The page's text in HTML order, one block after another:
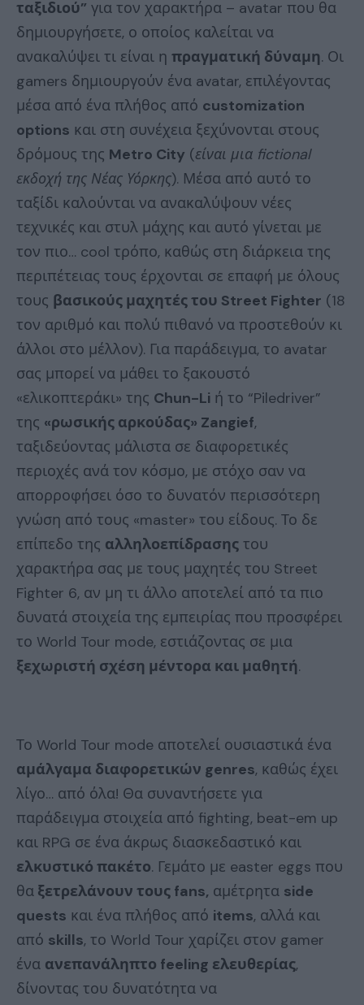
ταξιδιού” για τον χαρακτήρα – avatar που θα
δημιουργήσετε, ο οποίος καλείται να
ανακαλύψει τι είναι η πραγματική δύναμη. Οι
gamers δημιουργούν ένα avatar, επιλέγοντας
μέσα από ένα πλήθος από customization
options και στη συνέχεια ξεχύνονται στους
δρόμους της Metro City (είναι μια fictional
εκδοχή της Νέας Υόρκης). Μέσα από αυτό το
ταξίδι καλούνται να ανακαλύψουν νέες
τεχνικές και στυλ μάχης και αυτό γίνεται με
τον πιο… cool τρόπο, καθώς στη διάρκεια της
περιπέτειας τους έρχονται σε επαφή με όλους
τους βασικούς μαχητές του Street Fighter (18
τον αριθμό και πολύ πιθανό να προστεθούν κι
άλλοι στο μέλλον). Για παράδειγμα, το avatar
σας μπορεί να μάθει το ξακουστό
«ελικοπτεράκι» της Chun-Li ή το “Piledriver”
της «ρωσικής αρκούδας» Zangief,
ταξιδεύοντας μάλιστα σε διαφορετικές
περιοχές ανά τον κόσμο, με στόχο σαν να
απορροφήσει όσο το δυνατόν περισσότερη
γνώση από τους «master» του είδους. Το δε
επίπεδο της αλληλοεπίδρασης του
χαρακτήρα σας με τους μαχητές του Street
Fighter 6, αν μη τι άλλο αποτελεί από τα πιο
δυνατά στοιχεία της εμπειρίας που προσφέρει
το World Tour mode, εστιάζοντας σε μια
ξεχωριστή σχέση μέντορα και μαθητή.
Το World Tour mode αποτελεί ουσιαστικά ένα
αμάλγαμα διαφορετικών genres, καθώς έχει
λίγο… από όλα! Θα συναντήσετε για
παράδειγμα στοιχεία από fighting, beat-em up
και RPG σε ένα άκρως διασκεδαστικό και
ελκυστικό πακέτο. Γεμάτο με easter eggs που
θα ξετρελάνουν τους fans, αμέτρητα side
quests και ένα πλήθος από items, αλλά και
από skills, το World Tour χαρίζει στον gamer
ένα ανεπανάληπτο feeling ελευθερίας,
δίνοντας του δυνατότητα να